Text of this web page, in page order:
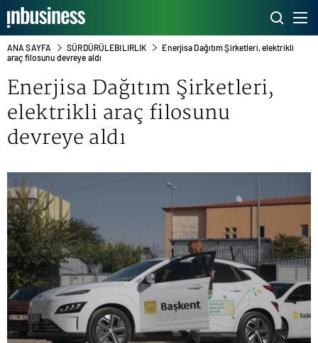
ANA SAYFA SÜRDÜRÜLEBILIRLIK
Enerjisa Dağıtım Şirketleri, elektrikli
araç filosunu devreye aldı
Enerjisa Dağıtım Şirketleri,
elektrikli araç filosunu
devreye aldı